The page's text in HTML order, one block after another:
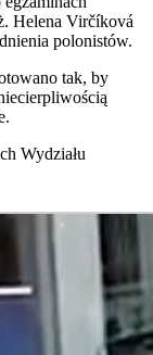
Helena Virčíková
polonistów.
tak, by
Wydziału